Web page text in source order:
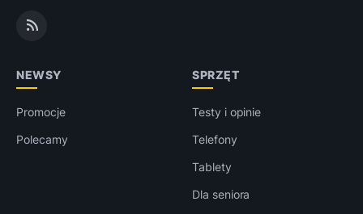
NEWSY
Promocje
Polecamy
SPRZĘT
Testy i opinie
Telefony
Tablety
Dla seniora